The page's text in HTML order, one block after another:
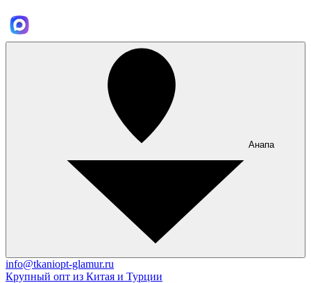
Анапа
info@tkaniopt-glamur.ru
Крупный опт из Китая и Турции